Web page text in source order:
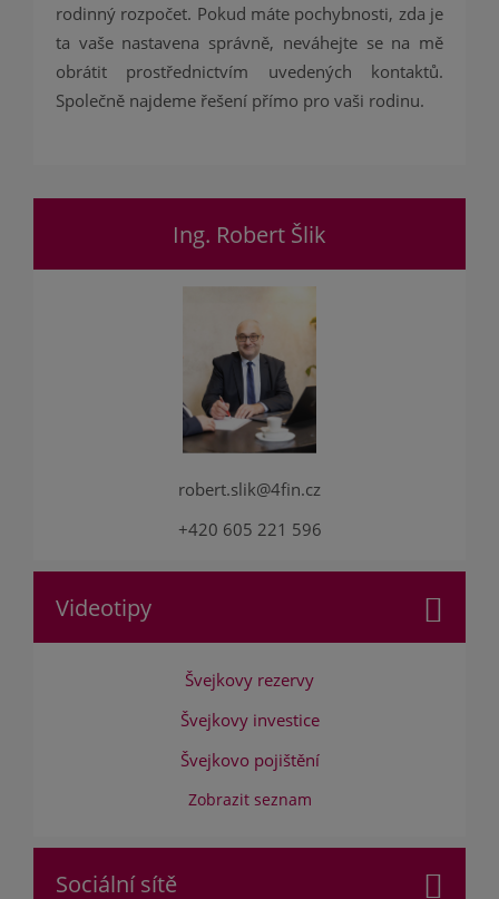
rodinný rozpočet. Pokud máte pochybnosti, zda je
ta vaše nastavena správně, neváhejte se na mě
obrátit prostřednictvím uvedených kontaktů.
Společně najdeme řešení přímo pro vaši rodinu.
Ing. Robert Šlik
robert.slik@4fin.cz
+420 605 221 596
Videotipy
Švejkovy rezervy
Švejkovy investice
Švejkovo pojištění
Zobrazit seznam
Sociální sítě